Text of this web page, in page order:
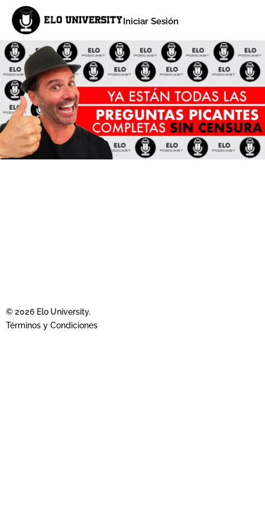
Iniciar Sesión
© 2026 Elo University.
Términos y Condiciones